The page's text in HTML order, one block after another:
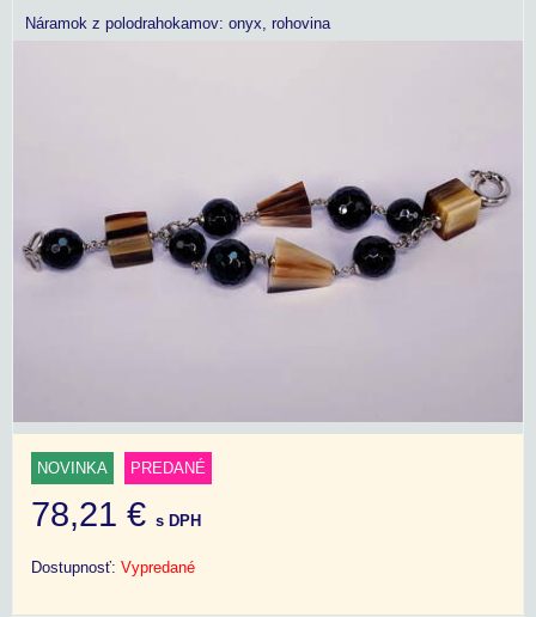
Náramok z polodrahokamov: onyx, rohovina
NOVINKA PREDANÉ
78,21 € s DPH
Dostupnosť: Vypredané